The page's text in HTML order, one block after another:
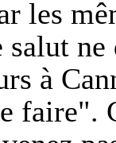
les
ne
à
faire".